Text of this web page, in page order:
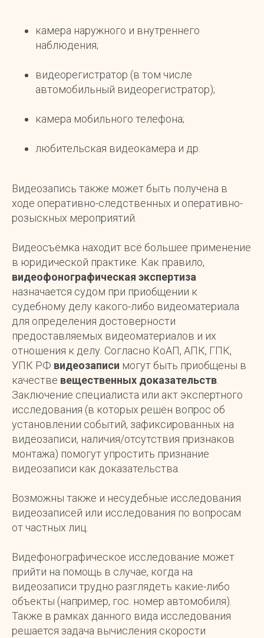
камера наружного и внутреннего
наблюдения;
видеорегистратор (в том числе
автомобильный видеорегистратор);
камера мобильного телефона;
любительская видеокамера и др.
Видеозапись также может быть получена в
ходе оперативно-следственных и оперативно-
розыскных мероприятий.
Видеосъёмка находит всё большее применение
в юридической практике. Как правило,
видеофонографическая экспертиза
назначается судом при приобщении к
судебному делу какого-либо видеоматериала
для определения достоверности
предоставляемых видеоматериалов и их
отношения к делу. Согласно КоАП, АПК, ГПК,
УПК РФ видеозаписи могут быть приобщены в
качестве вещественных доказательств.
Заключение специалиста или акт экспертного
исследования (в которых решён вопрос об
установлении событий, зафиксированных на
видеозаписи, наличия/отсутствия признаков
монтажа) помогут упростить признание
видеозаписи как доказательства.
Возможны также и несудебные исследования
видеозаписей или исследования по вопросам
от частных лиц.
Видефонографическое исследование может
прийти на помощь в случае, когда на
видеозаписи трудно разглядеть какие-либо
объекты (например, гос. номер автомобиля).
Также в рамках данного вида исследования
решается задача вычисления скорости